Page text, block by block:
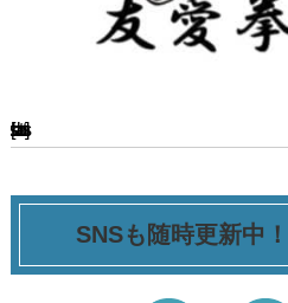
[ssba-buttons]
SNSも随時更新中